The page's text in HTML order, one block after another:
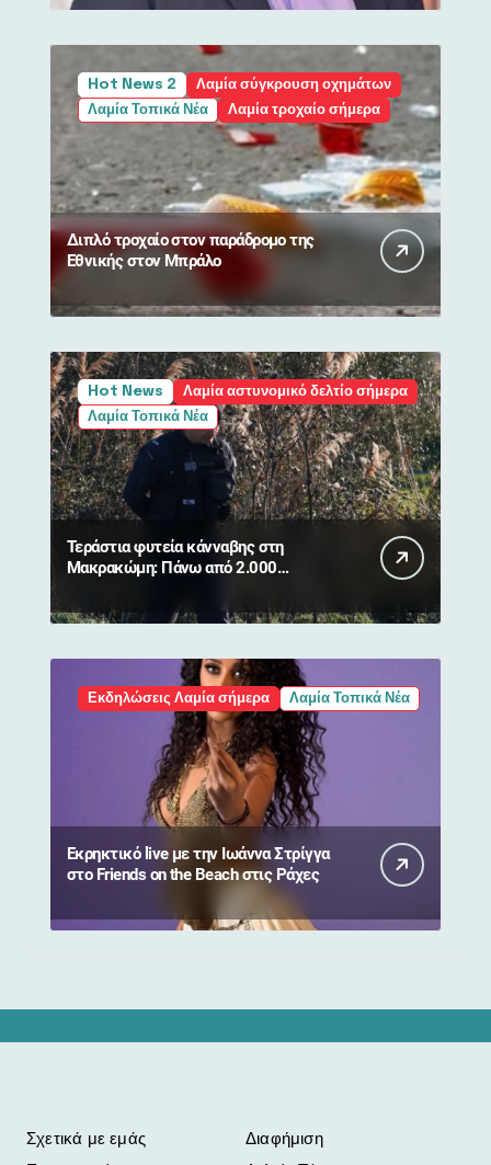
Hot News 2
Λαμία σύγκρουση οχημάτων
Λαμία Τοπικά Νέα
Λαμία τροχαίο σήμερα
Διπλό τροχαίο στον παράδρομο της
Εθνικής στον Μπράλο
Hot News
Λαμία αστυνομικό δελτίο σήμερα
Λαμία Τοπικά Νέα
Τεράστια φυτεία κάνναβης στη
Μακρακώμη: Πάνω από 2.000
Εκδηλώσεις Λαμία σήμερα Λαμία Τοπικά Νέα
Εκρηκτικό live με την Ιωάννα Στρίγγα
στο Friends on the Beach στις Ράχες
Σχετικά με εμάς
Διαφήμιση